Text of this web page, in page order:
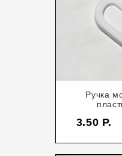
Ручка
3.50